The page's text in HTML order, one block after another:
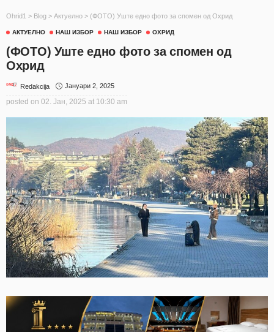
Ohrid1 > Blog > Актуелно > (ФОТО) Уште едно фото за спомен од Охрид
АКТУЕЛНО НАШ ИЗБОР НАШ ИЗБОР ОХРИД
(ФОТО) Уште едно фото за спомен од
Охрид
Redakcija Јануари 2, 2025
posted on 02. Јан, 2025 at 10:30 am